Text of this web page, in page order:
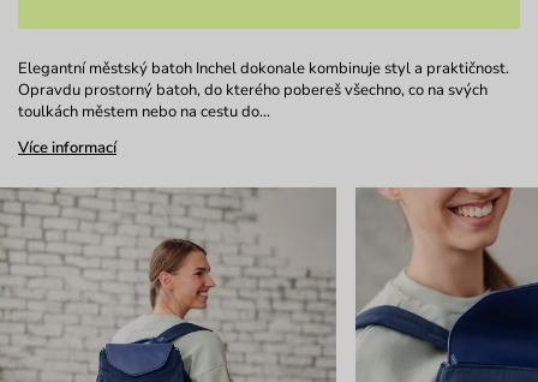
Elegantní městský batoh Inchel dokonale kombinuje styl a praktičnost.
Opravdu prostorný batoh, do kterého pobereš všechno, co na svých
toulkách městem nebo na cestu do…
Více informací